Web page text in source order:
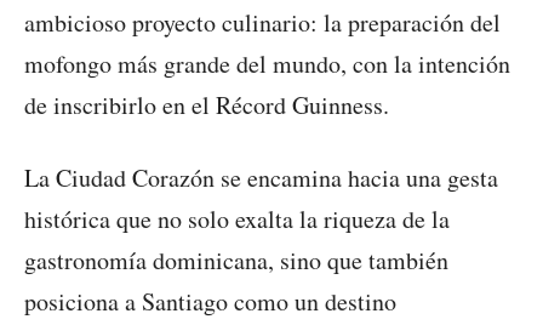
ambicioso proyecto culinario: la preparación del
mofongo más grande del mundo, con la intención
de inscribirlo en el Récord Guinness.
La Ciudad Corazón se encamina hacia una gesta
histórica que no solo exalta la riqueza de la
gastronomía dominicana, sino que también
posiciona a Santiago como un destino